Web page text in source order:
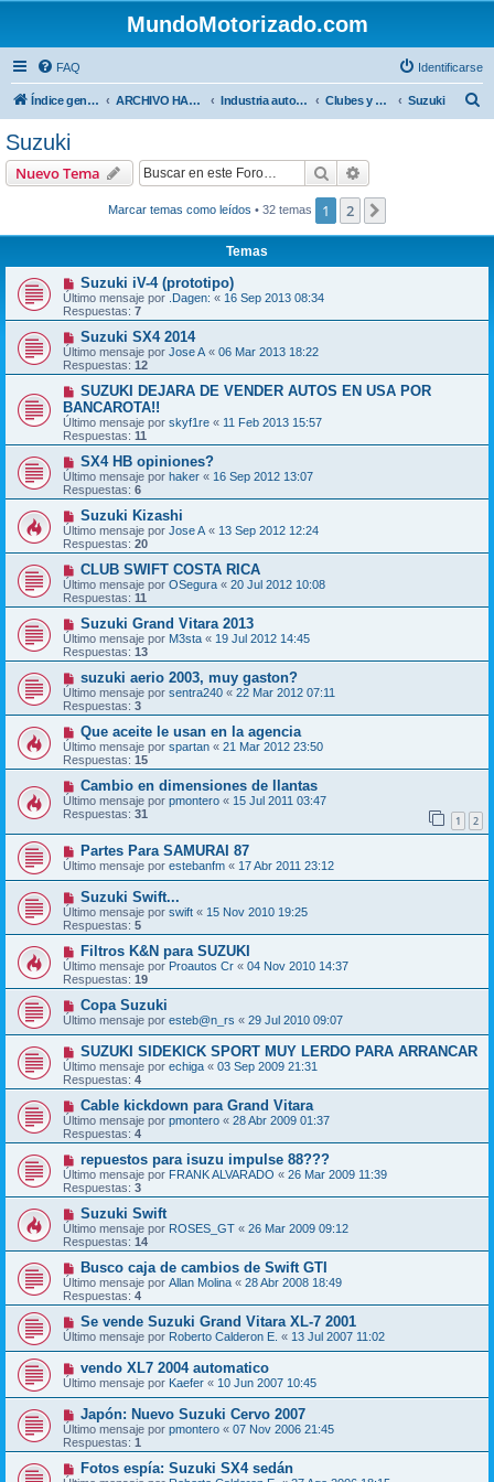
MundoMotorizado.com
FAQ Identificarse
Índice general ARCHIVO HASTA 2018 Industria automotriz Clubes y Marcas Suzuki
Suzuki
Nuevo Tema Buscar
Marcar temas como leídos • 32 temas 1 2
Temas
Suzuki iV-4 (prototipo)
Último mensaje por .Dagen: « 16 Sep 2013 08:34
Respuestas: 7
Suzuki SX4 2014
Último mensaje por Jose A « 06 Mar 2013 18:22
Respuestas: 12
SUZUKI DEJARA DE VENDER AUTOS EN USA POR
BANCAROTA!!
Último mensaje por skyf1re « 11 Feb 2013 15:57
Respuestas: 11
SX4 HB opiniones?
Último mensaje por haker « 16 Sep 2012 13:07
Respuestas: 6
Suzuki Kizashi
Último mensaje por Jose A « 13 Sep 2012 12:24
Respuestas: 20
CLUB SWIFT COSTA RICA
Último mensaje por OSegura « 20 Jul 2012 10:08
Respuestas: 11
Suzuki Grand Vitara 2013
Último mensaje por M3sta « 19 Jul 2012 14:45
Respuestas: 13
suzuki aerio 2003, muy gaston?
Último mensaje por sentra240 « 22 Mar 2012 07:11
Respuestas: 3
Que aceite le usan en la agencia
Último mensaje por spartan « 21 Mar 2012 23:50
Respuestas: 15
Cambio en dimensiones de llantas
Último mensaje por pmontero « 15 Jul 2011 03:47
Respuestas: 31 1 2
Partes Para SAMURAI 87
Último mensaje por estebanfm « 17 Abr 2011 23:12
Suzuki Swift...
Último mensaje por swift « 15 Nov 2010 19:25
Respuestas: 5
Filtros K&N para SUZUKI
Último mensaje por Proautos Cr « 04 Nov 2010 14:37
Respuestas: 19
Copa Suzuki
Último mensaje por esteb@n_rs « 29 Jul 2010 09:07
SUZUKI SIDEKICK SPORT MUY LERDO PARA ARRANCAR
Último mensaje por echiga « 03 Sep 2009 21:31
Respuestas: 4
Cable kickdown para Grand Vitara
Último mensaje por pmontero « 28 Abr 2009 01:37
Respuestas: 4
repuestos para isuzu impulse 88???
Último mensaje por FRANK ALVARADO « 26 Mar 2009 11:39
Respuestas: 3
Suzuki Swift
Último mensaje por ROSES_GT « 26 Mar 2009 09:12
Respuestas: 14
Busco caja de cambios de Swift GTI
Último mensaje por Allan Molina « 28 Abr 2008 18:49
Respuestas: 4
Se vende Suzuki Grand Vitara XL-7 2001
Último mensaje por Roberto Calderon E. « 13 Jul 2007 11:02
vendo XL7 2004 automatico
Último mensaje por Kaefer « 10 Jun 2007 10:45
Japón: Nuevo Suzuki Cervo 2007
Último mensaje por pmontero « 07 Nov 2006 21:45
Respuestas: 1
Fotos espía: Suzuki SX4 sedán